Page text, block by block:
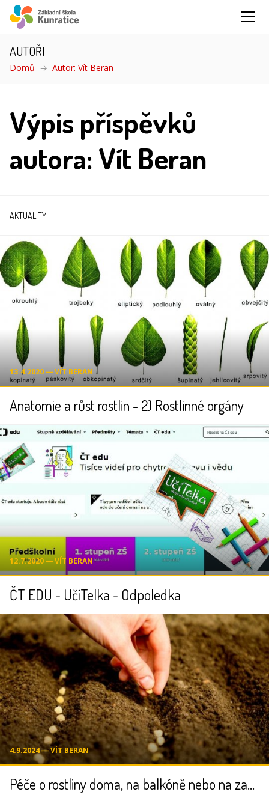
AUTOŘI
Domů Autor: Vít Beran
Výpis příspěvků
autora: Vít Beran
AKTUALITY
13.4.2020 ― VÍT BERAN
Anatomie a růst rostlin - 2) Rostlinné orgány
12.7.2020 ― VÍT BERAN
ČT EDU - UčíTelka - Odpoledka
4.9.2024 ― VÍT BERAN
Péče o rostliny doma, na balkóně nebo na zahradě